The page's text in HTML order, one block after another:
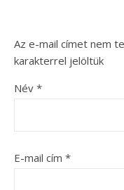
Az e-mail címet nem
karakterrel jelöltük
Név *
E-mail cím *